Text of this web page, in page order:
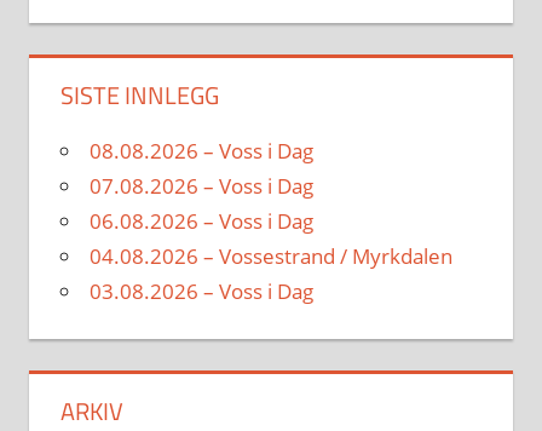
SISTE INNLEGG
08.08.2026 – Voss i Dag
07.08.2026 – Voss i Dag
06.08.2026 – Voss i Dag
04.08.2026 – Vossestrand / Myrkdalen
03.08.2026 – Voss i Dag
ARKIV